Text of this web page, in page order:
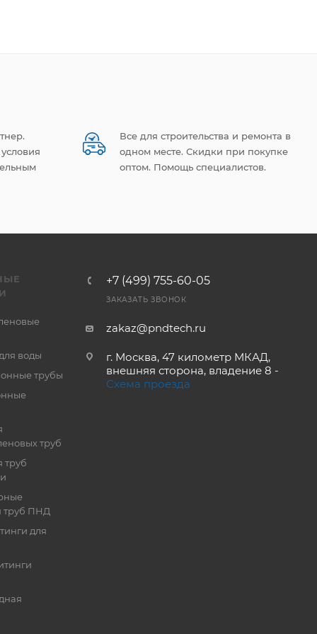
Все для строительства и ремонта в
одном месте. Скидки при покупке
оптом. Помощь специалистов.
воды
трубы
труб
труб
труб ПНД
для
+7 (499) 755-60-05
ЗАКАЗАТЬ ЗВОНОК
zakaz@pndtech.ru
г. Москва, 47 километр МКАД,
внешняя сторона, владение 8 -
Схема проезда